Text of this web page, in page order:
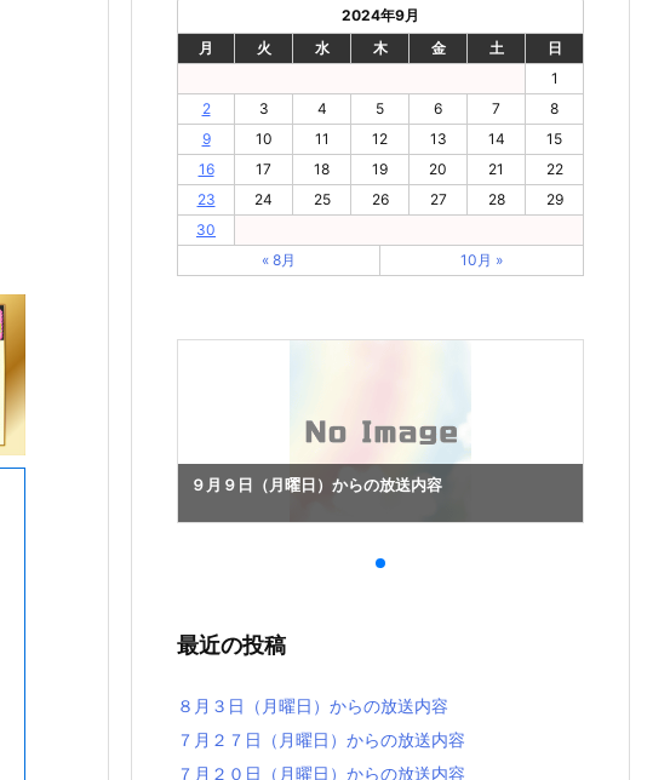
2024年9月
月
火 水 木 金 土
日
1
2
3 4 5 6 7
8
9
10 11 12 13 14
15
16
17 18 19 20 21
22
23
24 25 26 27 28
29
30
« 8月
10月 »
９月９日（月曜日）からの放送内容
最近の投稿
８月３日（月曜日）からの放送内容
７月２７日（月曜日）からの放送内容
７月２０日（月曜日）からの放送内容